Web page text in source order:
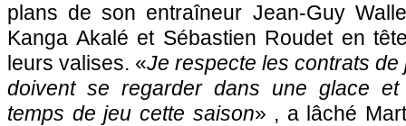
plans de son entraîneur Jean-Guy
Kanga Akalé et Sébastien Roudet en
leurs valises. «Je respecte les contrats
doivent se regarder dans une glace
temps de jeu cette saison» , a lâché